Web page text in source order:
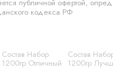
публичной офертой,
кодекса РФ
Состав Набор
1200гр Отличный
Состав
1200гр